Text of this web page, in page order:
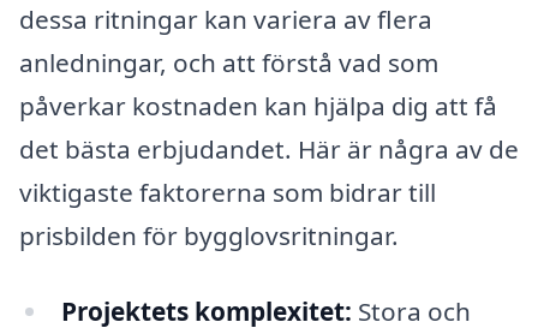
dessa ritningar kan variera av flera
anledningar, och att förstå vad som
påverkar kostnaden kan hjälpa dig att få
det bästa erbjudandet. Här är några av de
viktigaste faktorerna som bidrar till
prisbilden för bygglovsritningar.
Projektets komplexitet: Stora och